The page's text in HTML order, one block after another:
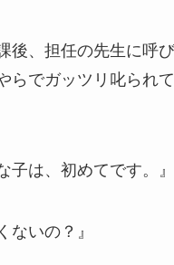
後、担任の先生に呼
らでガッツリ叱られ
子は、初めてです。』
ないの？』